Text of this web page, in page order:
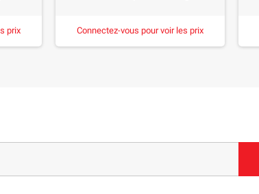
prix Connectez-vous pour voir les prix